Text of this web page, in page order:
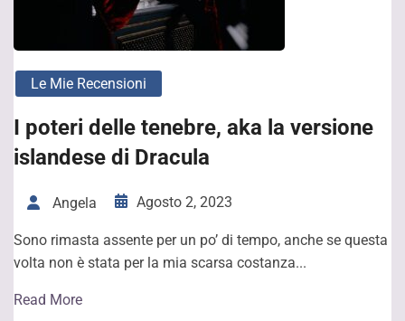
Le Mie Recensioni
I poteri delle tenebre, aka la versione
islandese di Dracula
Angela Agosto 2, 2023
Sono rimasta assente per un po’ di tempo, anche se questa
volta non è stata per la mia scarsa costanza...
Read More